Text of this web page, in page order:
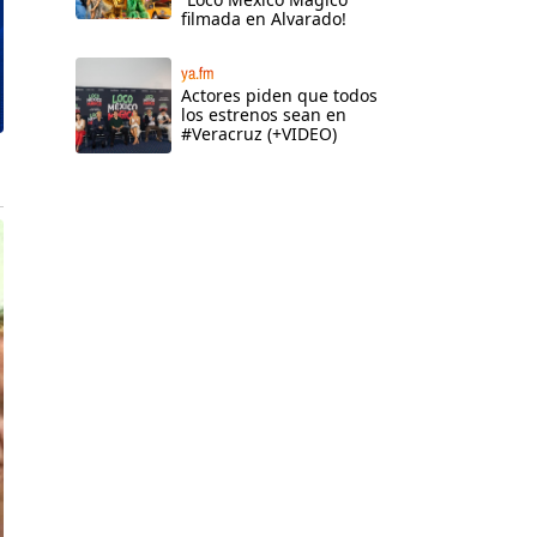
filmada en Alvarado!
ya.fm
Actores piden que todos
los estrenos sean en
#Veracruz (+VIDEO)